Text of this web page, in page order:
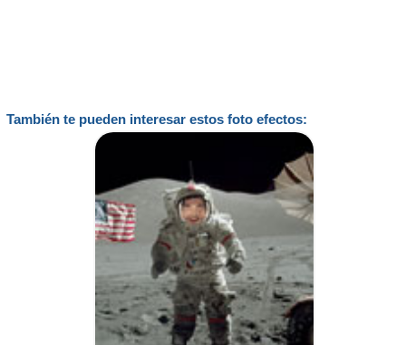
También te pueden interesar estos foto efectos: